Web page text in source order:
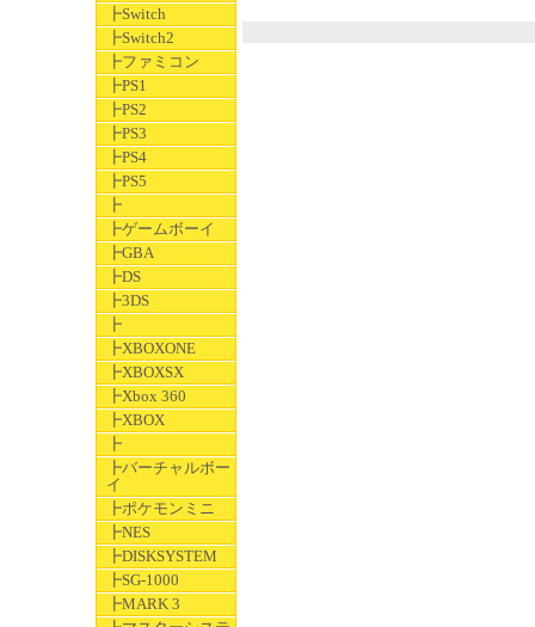
┣Switch
┣Switch2
┣ファミコン
┣PS1
┣PS2
┣PS3
┣PS4
┣PS5
┣
┣ゲームボーイ
┣GBA
┣DS
┣3DS
┣
┣XBOXONE
┣XBOXSX
┣Xbox 360
┣XBOX
┣
┣バーチャルボー
イ
┣ポケモンミニ
┣NES
┣DISKSYSTEM
┣SG-1000
┣MARK 3